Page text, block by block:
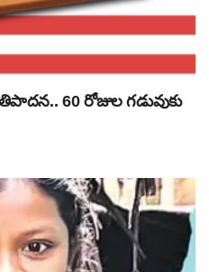
60 రోజుల గడువుకు